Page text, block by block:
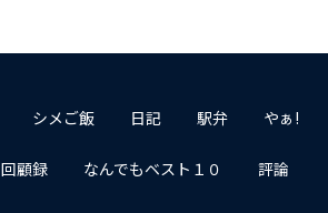
シメご飯 日記 駅弁 やぁ!
回顧録 なんでもベスト１０ 評論